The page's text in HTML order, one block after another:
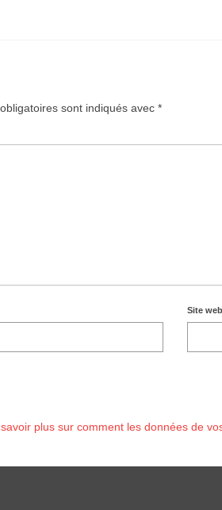
sont indiqués avec *
Site web
plus sur comment les données de